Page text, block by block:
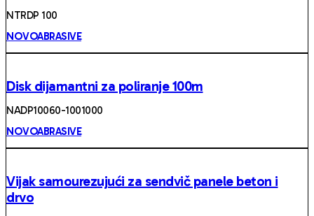
NTRDP 100
NOVOABRASIVE
Disk dijamantni za poliranje 100m
NADP10060-1001000
NOVOABRASIVE
Vijak samourezujući za sendvič panele beton i
drvo